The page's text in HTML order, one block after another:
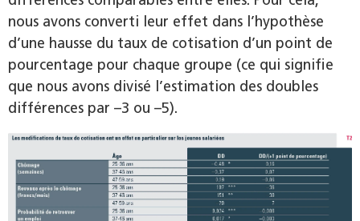
nous avons converti leur effet dans l’hypothèse
d’une hausse du taux de cotisation d’un point de
pourcentage pour chaque groupe (ce qui signifie
que nous avons divisé l’estimation des doubles
différences par –3 ou –5).